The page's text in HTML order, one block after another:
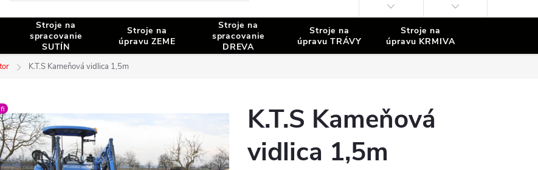
Stroje na
spracovanie
SUTÍN
Stroje na
úpravu ZEME
Stroje na
spracovanie
DREVA
Stroje na
úpravu TRÁVY
Stroje na
úpravu KRMIVA
K.T.S Kameňová vidlica 1,5m
K.T.S Kameňová
vidlica 1,5m